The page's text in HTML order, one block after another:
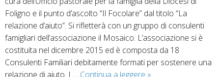
Foligno e il punto d’ascolto “Il Focolare” dal titolo “La
relazione d’aiuto”. Si rifletterà con un gruppo di consulenti
famigliari dell’associazione il Mosaico. L’associazione si è
costituita nel dicembre 2015 ed è composta da 18
Consulenti Familiari debitamente formati per sostenere una
relazione di aiuto. I … Continua a leggere Diretta
»